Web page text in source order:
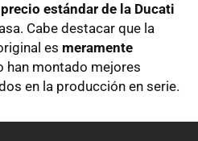
estándar de la Ducati
Cabe destacar que la
es meramente
han montado mejores
en la producción en serie.